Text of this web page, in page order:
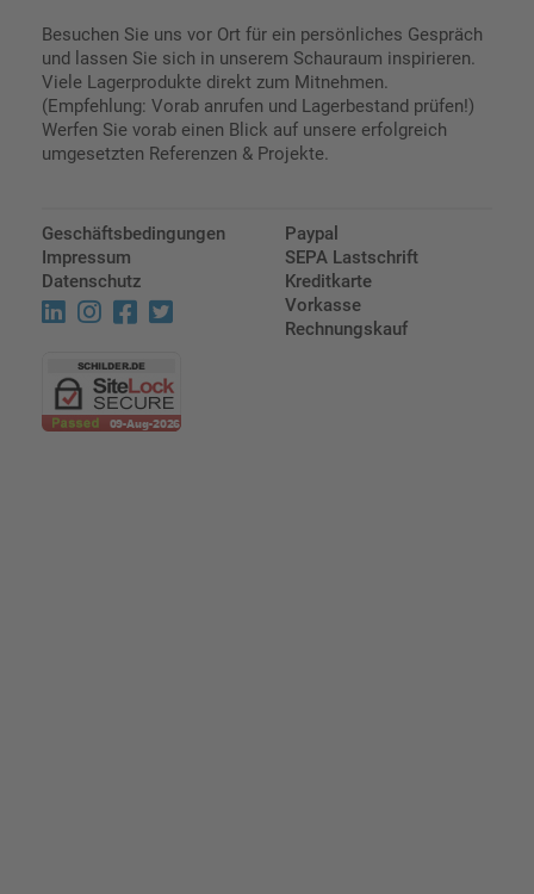
Besuchen Sie uns vor Ort für ein persönliches Gespräch
und lassen Sie sich in unserem Schauraum inspirieren.
Viele Lagerprodukte direkt zum Mitnehmen.
(Empfehlung: Vorab anrufen und Lagerbestand prüfen!)
Werfen Sie vorab einen Blick auf unsere erfolgreich
umgesetzten Referenzen & Projekte.
Geschäftsbedingungen
Impressum
Datenschutz
Paypal
SEPA Lastschrift
Kreditkarte
Vorkasse
Rechnungskauf